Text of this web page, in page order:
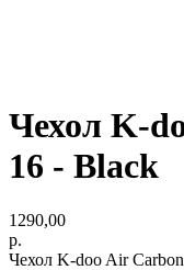
Чехол K-
16 - Black
1290,00
р.
Чехол K-doo Air